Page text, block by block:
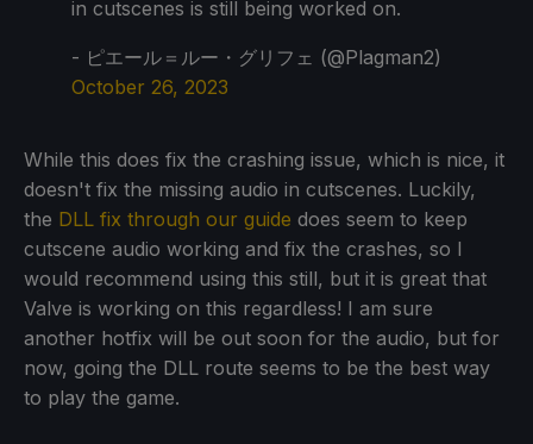
in cutscenes is still being worked on.
- ピエール＝ルー・グリフェ (@Plagman2)
October 26, 2023
While this does fix the crashing issue, which is nice, it
doesn't fix the missing audio in cutscenes. Luckily,
the DLL fix through our guide does seem to keep
cutscene audio working and fix the crashes, so I
would recommend using this still, but it is great that
Valve is working on this regardless! I am sure
another hotfix will be out soon for the audio, but for
now, going the DLL route seems to be the best way
to play the game.